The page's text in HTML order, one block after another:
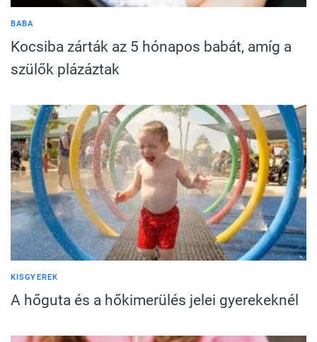
BABA
Kocsiba zárták az 5 hónapos babát, amíg a
szülők plázáztak
KISGYEREK
A hőguta és a hőkimerülés jelei gyerekeknél